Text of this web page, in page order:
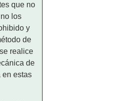
que no
los
y
de
realice
de
en estas